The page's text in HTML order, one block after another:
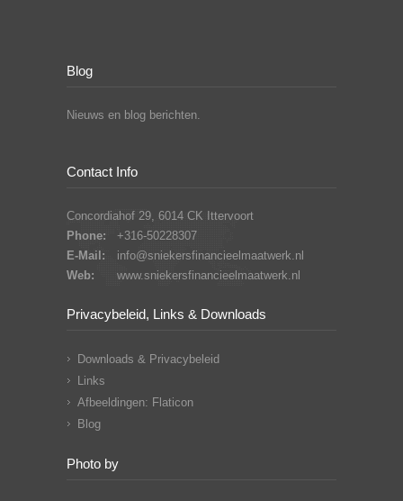
Blog
Nieuws en blog berichten.
Contact Info
Concordiahof 29, 6014 CK Ittervoort
Phone:
+316-50228307
E-Mail:
info@sniekersfinancieelmaatwerk.nl
Web:
www.sniekersfinancieelmaatwerk.nl
Privacybeleid, Links & Downloads
Downloads & Privacybeleid
Links
Afbeeldingen: Flaticon
Blog
Photo by